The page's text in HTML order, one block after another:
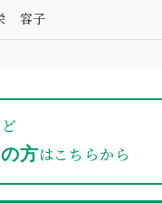
容子
方はこちらから